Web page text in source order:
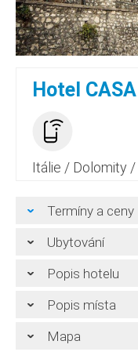
Hotel
Itálie / Dolomity /
Termíny a ceny
Ubytování
Popis hotelu
Popis místa
Mapa